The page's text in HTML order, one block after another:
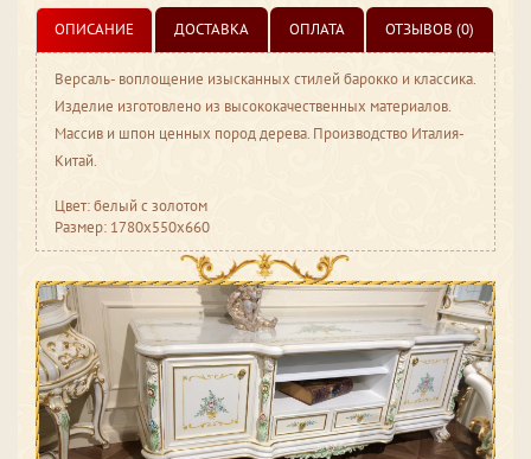
ОПИСАНИЕ ДОСТАВКА ОПЛАТА ОТЗЫВОВ (0)
Версаль- воплощение изысканных стилей барокко и классика.
Изделие изготовлено из высококачественных материалов.
Массив и шпон ценных пород дерева. Производство Италия-
Китай.
Цвет: белый с золотом
Размер: 1780x550x660